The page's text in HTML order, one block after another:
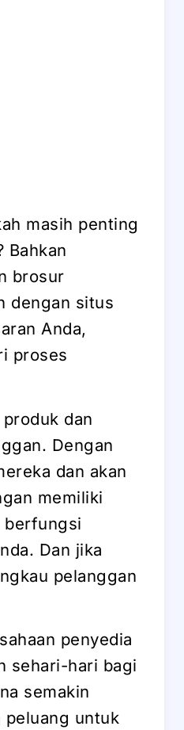
masih penting
Bahkan
brosur
dengan situs
Anda,
proses
dan
Dengan
dan akan
memiliki
berfungsi
Dan jika
pelanggan
penyedia
sehari-hari bagi
semakin
peluang untuk